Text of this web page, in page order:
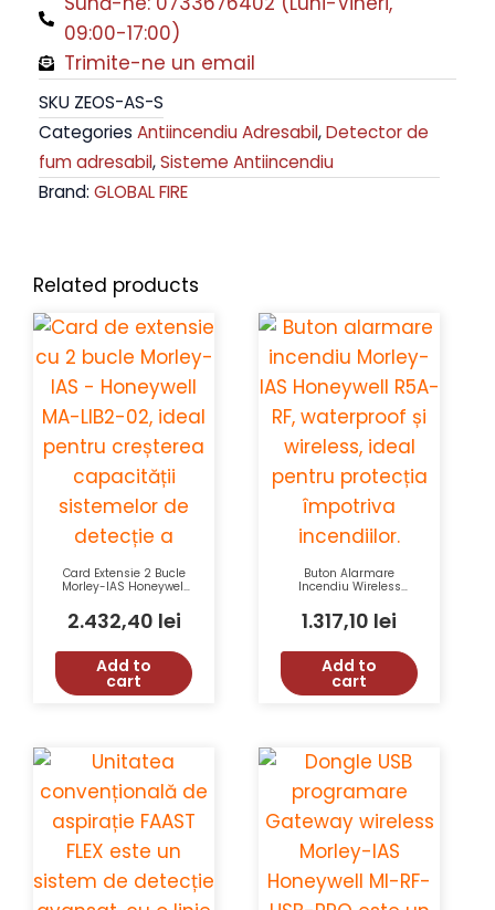
09:00-17:00)
Trimite-ne un email
SKU ZEOS-AS-S
Categories Antiincendiu Adresabil,Detector de
fum adresabil,Sisteme Antiincendiu
Brand: GLOBAL FIRE
Related products
Card Extensie 2 Bucle
Morley-IAS Honeywell
2.432,40 lei
Add to
cart
Buton Alarmare
Incendiu Wireless
Honeywell R5A-RF IP67
1.317,10 lei
Add to
cart